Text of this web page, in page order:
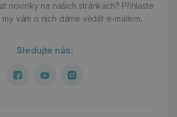
novinky na našich stránkách? Přihlaste
vám o nich dáme vědět e-mailem.
Sledujte nás: